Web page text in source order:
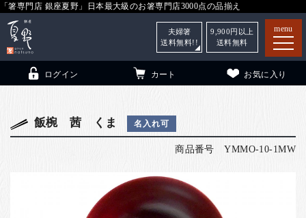
「箸専門店 銀座夏野」日本最大級のお箸専門店3000点の品揃え
menu
（贈答用・自宅用）
について
ログイン カート お気に入り
夫婦箸
送料無料!!
9,900 円以上
送料無料
飯椀 茜 くま 名入れ可
商品番号 YMMO-10-1MW